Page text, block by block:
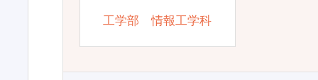
工学部 情報工学科